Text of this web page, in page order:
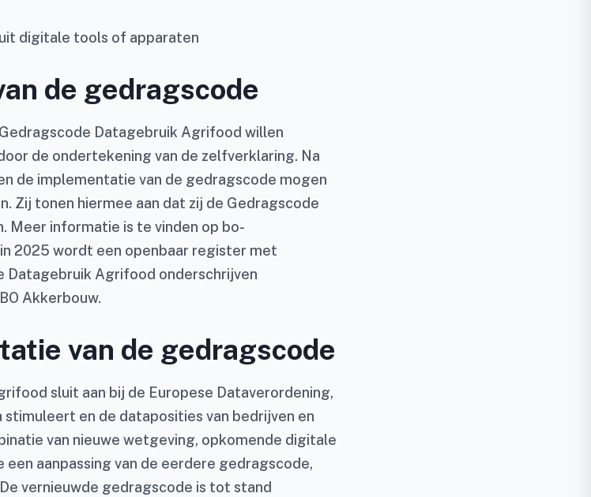
digitale tools of apparaten
de gedragscode
Datagebruik Agrifood willen
de ondertekening van de zelfverklaring. Na
de implementatie van de gedragscode mogen
Zij tonen hiermee aan dat zij de Gedragscode
Meer informatie is te vinden op bo-
2025 wordt een openbaar register met
Datagebruik Agrifood onderschrijven
Akkerbouw.
van de gedragscode
sluit aan bij de Europese Dataverordening,
en de dataposities van bedrijven en
van nieuwe wetgeving, opkomende digitale
aanpassing van de eerdere gedragscode,
vernieuwde gedragscode is tot stand